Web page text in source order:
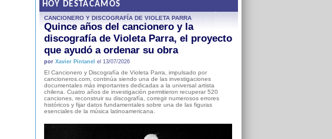
HOY DESTACAMOS
CANCIONERO Y DISCOGRAFÍA DE VIOLETA PARRA
Quince años del cancionero y la
discografía de Violeta Parra, el proyecto
que ayudó a ordenar su obra
por Xavier Pintanel el 13/07/2026
El Cancionero y Discografía de Violeta Parra, impulsado por
cancioneros.com, continúa siendo una de las investigaciones
documentales más importantes dedicadas a la universal artista
chilena. Cuatro años de investigación permitieron recuperar 520
canciones, reconstruir su discografía, corregir numerosos errores
históricos y fijar datos fundamentales sobre una de las figuras
esenciales de la música latinoamericana.